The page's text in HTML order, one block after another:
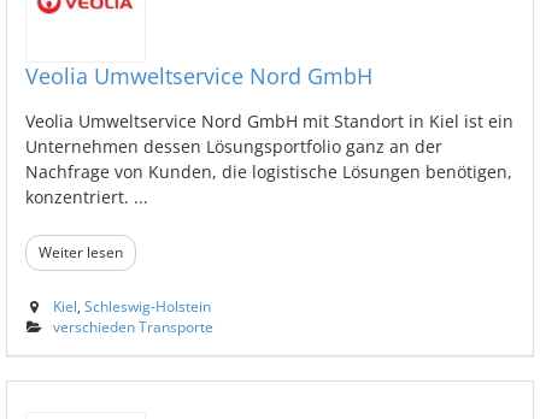
Veolia Umweltservice Nord GmbH
Veolia Umweltservice Nord GmbH mit Standort in Kiel ist ein
Unternehmen dessen Lösungsportfolio ganz an der
Nachfrage von Kunden, die logistische Lösungen benötigen,
konzentriert. ...
Weiter lesen
Kiel Schleswig-Holstein
verschieden Transporte